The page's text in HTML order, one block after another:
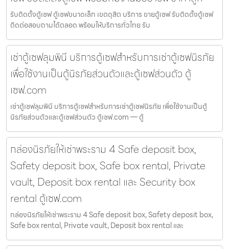
รับติดตั้งตู้เซฟ ตู้เซฟขนาดเล็ก เขตดุสิต บริการ ขายตู้เซฟ รับติดตั้งตู้เซฟ
ติดต่อสอบถามได้ตลอด พร้อมให้บริการทั่วไทย รับ
เช่าตู้เซฟลุมพินี บริการตู้เซฟสำหรับการเช่าตู้เซฟนิรภัย
เพื่อใช้งานเป็นตู้นิรภัยส่วนตัวและตู้เซฟส่วนตัว ตู้
เซฟ.com
เช่าตู้เซฟลุมพินี บริการตู้เซฟสำหรับการเช่าตู้เซฟนิรภัย เพื่อใช้งานเป็นตู้
นิรภัยส่วนตัวและตู้เซฟส่วนตัว ตู้เซฟ.com — ตู้
กล่องนิรภัยให้เช่าพระราม 4 Safe deposit box,
Safety deposit box, Safe box rental, Private
vault, Deposit box rental และ Security box
rental ตู้เซฟ.com
กล่องนิรภัยให้เช่าพระราม 4 Safe deposit box, Safety deposit box,
Safe box rental, Private vault, Deposit box rental และ